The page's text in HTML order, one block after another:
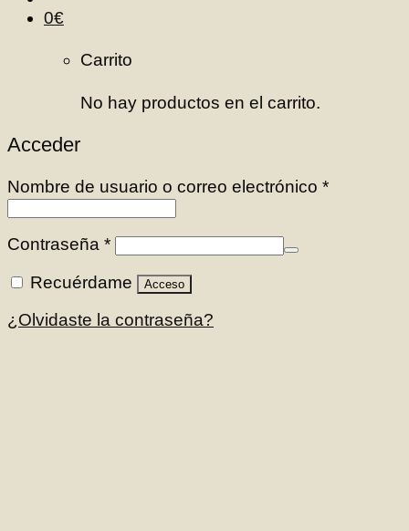
0€
Carrito
No hay productos en el carrito.
Acceder
Nombre de usuario o correo electrónico *
Contraseña *
Recuérdame
Acceso
¿Olvidaste la contraseña?